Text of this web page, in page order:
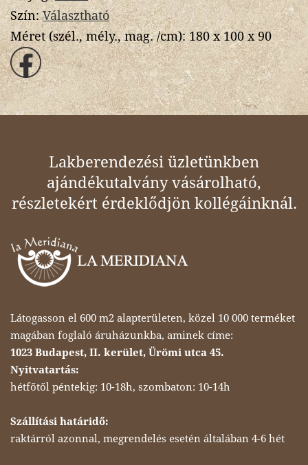
Szín:Választható
Méret (szél., mély., mag. /cm):180 x 100 x 90
Lakberendezési üzletünkben
ajándékutalvány vásárolható,
részletekért érdeklődjön kollégáinknál.
Látogasson el 600 m2 alapterületen, közel 10 000 terméket
magában foglaló áruházunkba, aminek címe:
1023 Budapest, II. kerület, Ürömi utca 45.
Nyitvatartás:
hétfőtől péntekig: 10-18h, szombaton: 10-14h
Szállítási határidő:
raktárról azonnal, megrendelés esetén általában 4-6 hét